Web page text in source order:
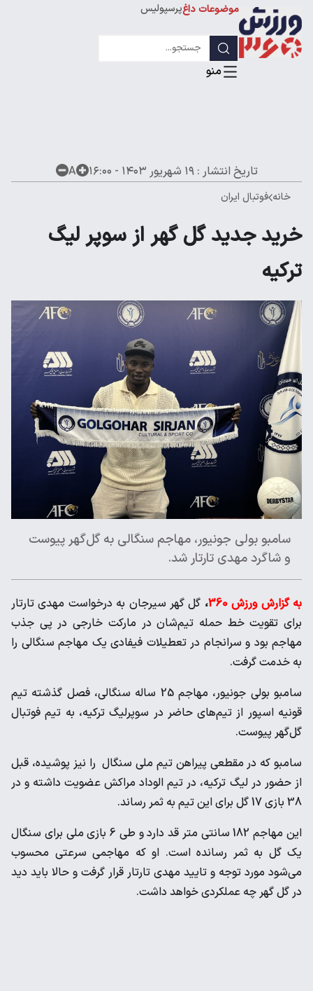
موضوعات داغپرسپولیس
لیگ قهرمانان
تاریخ انتشار :۱۹ شهریور ۱۴۰۳ - ۱۶:۰۰ A
خانه فوتبال ایران
خرید جدید گل گهر از سوپر لیگ
ترکیه
سامبو بولی جونیور، مهاجم سنگالی به گل‌گهر پیوست
و شاگرد مهدی تارتار شد.
به گزارش ورزش 360 ، گل گهر سیرجان به درخواست مهدی تارتار
برای تقویت خط حمله تیم‌شان در مارکت خارجی در پی جذب
مهاجم بود و سرانجام در تعطیلات فیفادی یک مهاجم سنگالی را
به خدمت گرفت.
سامبو بولی جونیور، مهاجم 25 ساله سنگالی، فصل گذشته تیم
قونیه اسپور از تیم‌های حاضر در سوپرلیگ ترکیه، به تیم فوتبال
گل‌گهر پیوست.
سامبو که در مقطعی پیراهن تیم ملی سنگال را نیز پوشیده، قبل
از حضور در لیگ ترکیه، در تیم الوداد مراکش عضویت داشته و در
38 بازی 17 گل برای این تیم به ثمر رساند.
این مهاجم 182 سانتی متر قد دارد و طی 6 بازی ملی برای سنگال
یک گل به ثمر رسانده است. او که مهاجمی سرعتی محسوب
می‌شود مورد توجه و تایید مهدی تارتار قرار گرفت و حالا باید دید
در گل گهر چه عملکردی خواهد داشت.